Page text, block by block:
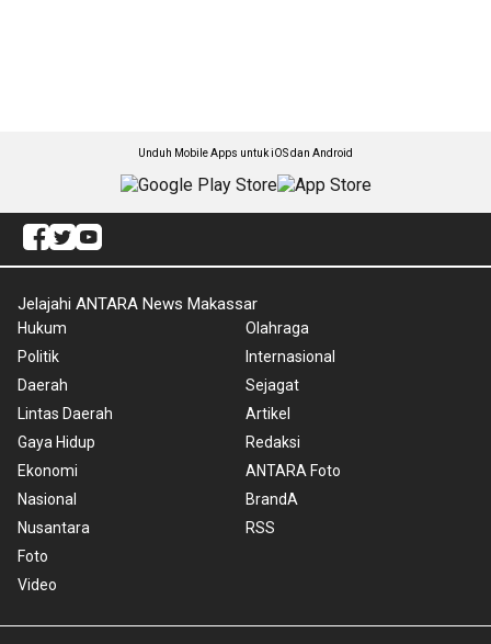
Unduh Mobile Apps untuk iOS dan Android
Jelajahi ANTARA News Makassar
Hukum
Politik
Daerah
Lintas Daerah
Gaya Hidup
Ekonomi
Nasional
Nusantara
Foto
Video
Olahraga
Internasional
Sejagat
Artikel
Redaksi
ANTARA Foto
BrandA
RSS